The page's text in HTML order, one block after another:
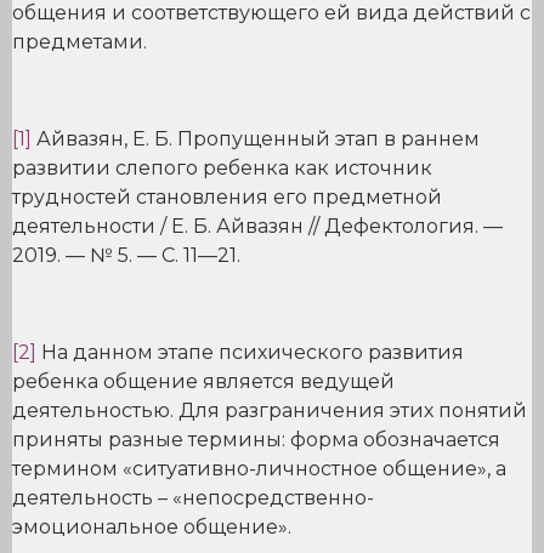
общения и соответствующего ей вида действий с
предметами.
[1]
Айвазян, Е. Б. Пропущенный этап в раннем
развитии слепого ребенка как источник
трудностей становления его предметной
деятельности / Е. Б. Айвазян // Дефектология. —
2019. — № 5. — С. 11—21.
[2]
На данном этапе психического развития
ребенка общение является ведущей
деятельностью. Для разграничения этих понятий
приняты разные термины: форма обозначается
термином «ситуативно-личностное общение», а
деятельность – «непосредственно-
эмоциональное общение».